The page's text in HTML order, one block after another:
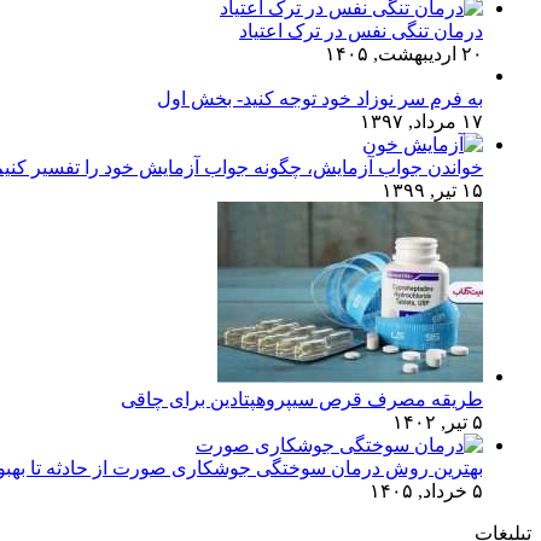
درمان تنگی نفس در ترک اعتیاد
۲۰ اردیبهشت, ۱۴۰۵
به فرم سر نوزاد خود توجه کنید- بخش اول
۱۷ مرداد, ۱۳۹۷
خواندن جواب آزمایش، چگونه جواب آزمایش خود را تفسیر
۱۵ تیر, ۱۳۹۹
طریقه مصرف قرص سیپروهپتادین برای چاقی
۵ تیر, ۱۴۰۲
بهترین روش درمان سوختگی جوشکاری صورت از حادثه تا
۵ خرداد, ۱۴۰۵
تبلیغات